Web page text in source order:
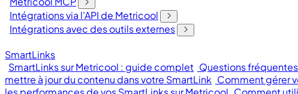
Intégrations via l'API de Metricool
Intégrations avec des outils externes
SmartLinks
SmartLinks sur Metricool : guide complet Questions
mettre à jour du contenu dans votre SmartLink Comment gérer